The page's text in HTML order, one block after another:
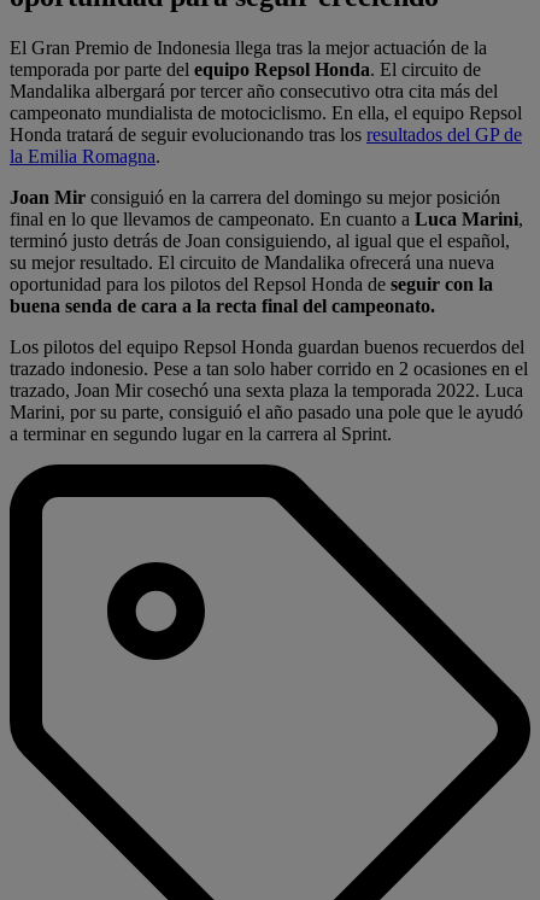
El Gran Premio de Indonesia llega tras la mejor actuación de la
temporada por parte del equipo Repsol Honda. El circuito de
Mandalika albergará por tercer año consecutivo otra cita más del
campeonato mundialista de motociclismo. En ella, el equipo Repsol
Honda tratará de seguir evolucionando tras los resultados del GP de
la Emilia Romagna.
Joan Mir consiguió en la carrera del domingo su mejor posición
final en lo que llevamos de campeonato. En cuanto a Luca Marini,
terminó justo detrás de Joan consiguiendo, al igual que el español,
su mejor resultado. El circuito de Mandalika ofrecerá una nueva
oportunidad para los pilotos del Repsol Honda de seguir con la
buena senda de cara a la recta final del campeonato.
Los pilotos del equipo Repsol Honda guardan buenos recuerdos del
trazado indonesio. Pese a tan solo haber corrido en 2 ocasiones en el
trazado, Joan Mir cosechó una sexta plaza la temporada 2022. Luca
Marini, por su parte, consiguió el año pasado una pole que le ayudó
a terminar en segundo lugar en la carrera al Sprint.